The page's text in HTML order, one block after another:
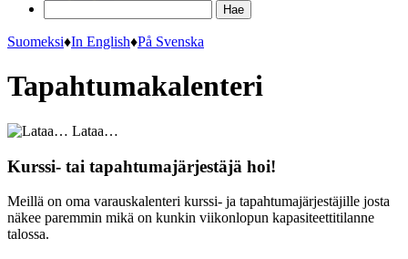
Suomeksi♦In English♦På Svenska
Tapahtumakalenteri
Lataa…
Kurssi- tai tapahtumajärjestäjä hoi!
Meillä on oma varauskalenteri kurssi- ja tapahtumajärjestäjille josta
näkee paremmin mikä on kunkin viikonlopun kapasiteettitilanne
talossa.